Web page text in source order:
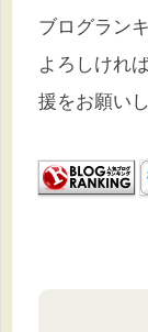
ブログラン
よろしけれ
援をお願い